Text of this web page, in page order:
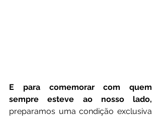
E para comemorar com quem
preparamos uma condição exclusiva